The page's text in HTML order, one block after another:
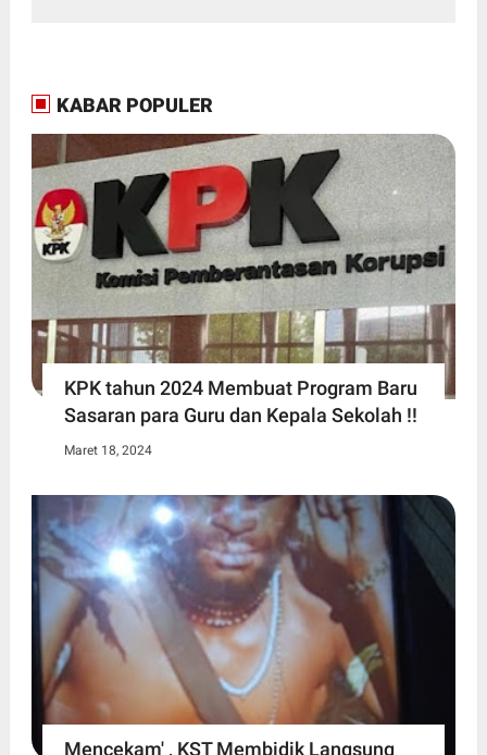
KABAR POPULER
KPK tahun 2024 Membuat Program Baru
Sasaran para Guru dan Kepala Sekolah !!
Maret 18, 2024
Mencekam' , KST Membidik Langsung